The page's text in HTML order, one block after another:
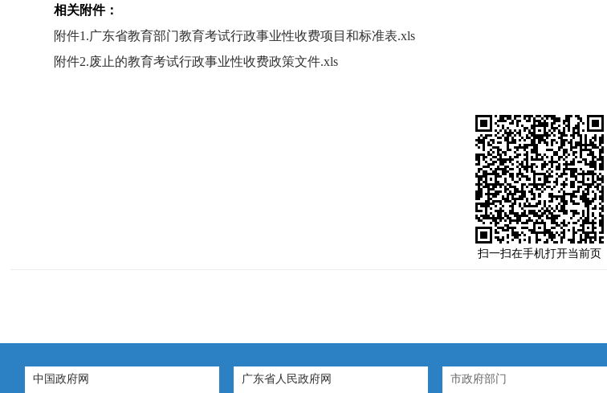
相关附件：
附件1.广东省教育部门教育考试行政事业性收费项目和标准表.xls
附件2.废止的教育考试行政事业性收费政策文件.xls
扫一扫在手机打开当前页
中国政府网 广东省人民政府网 市政府部门